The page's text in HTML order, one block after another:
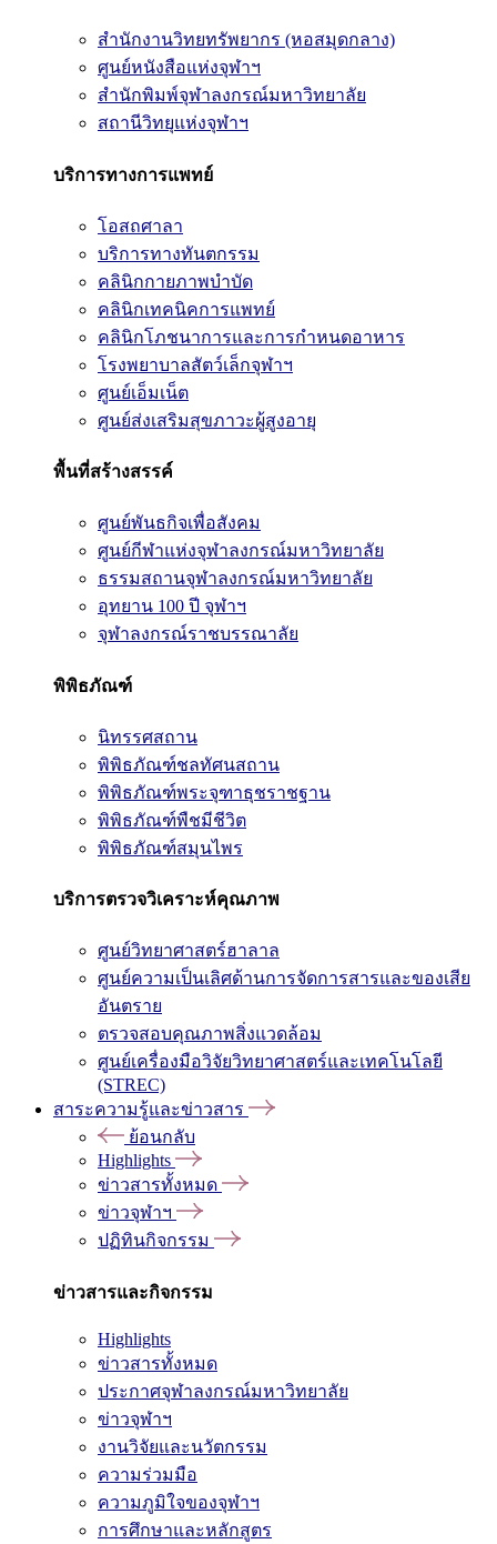
สำนักงานวิทยทรัพยากร (หอสมุดกลาง)
ศูนย์หนังสือแห่งจุฬาฯ
สำนักพิมพ์จุฬาลงกรณ์มหาวิทยาลัย
สถานีวิทยุแห่งจุฬาฯ
บริการทางการแพทย์
โอสถศาลา
บริการทางทันตกรรม
คลินิกกายภาพบำบัด
คลินิกเทคนิคการแพทย์
คลินิกโภชนาการและการกำหนดอาหาร
โรงพยาบาลสัตว์เล็กจุฬาฯ
ศูนย์เอ็มเน็ต
ศูนย์ส่งเสริมสุขภาวะผู้สูงอายุ
พื้นที่สร้างสรรค์
ศูนย์พันธกิจเพื่อสังคม
ศูนย์กีฬาแห่งจุฬาลงกรณ์มหาวิทยาลัย
ธรรมสถานจุฬาลงกรณ์มหาวิทยาลัย
อุทยาน 100 ปี จุฬาฯ
จุฬาลงกรณ์ราชบรรณาลัย
พิพิธภัณฑ์
นิทรรศสถาน
พิพิธภัณฑ์ชลทัศนสถาน
พิพิธภัณฑ์พระจุฑาธุชราชฐาน
พิพิธภัณฑ์พืชมีชีวิต
พิพิธภัณฑ์สมุนไพร
บริการตรวจวิเคราะห์คุณภาพ
ศูนย์วิทยาศาสตร์ฮาลาล
ศูนย์ความเป็นเลิศด้านการจัดการสารและของเสีย
อันตราย
ตรวจสอบคุณภาพสิ่งแวดล้อม
ศูนย์เครื่องมือวิจัยวิทยาศาสตร์และเทคโนโลยี
(STREC)
สาระความรู้และข่าวสาร
ย้อนกลับ
Highlights
ข่าวสารทั้งหมด
ข่าวจุฬาฯ
ปฏิทินกิจกรรม
ข่าวสารและกิจกรรม
Highlights
ข่าวสารทั้งหมด
ประกาศจุฬาลงกรณ์มหาวิทยาลัย
ข่าวจุฬาฯ
งานวิจัยและนวัตกรรม
ความร่วมมือ
ความภูมิใจของจุฬาฯ
การศึกษาและหลักสูตร